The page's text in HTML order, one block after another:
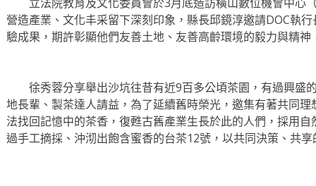
營造產業、文化丰采留下深刻印象，縣長邱鏡淳邀請DOC執
驗成果，期許彰顯他們友善土地、友善高齡環境的毅力與精
徐秀蓉分享舉出沙坑往昔有近9百多公頃茶園，有過興盛
地長輩、製茶達人請益，為了延續舊時榮光，邀集有著共同
法找回記憶中的茶香，復甦古舊產業生長於此的人們，採用
過手工摘採、沖沏出飽含蜜香的台茶12號，以共同決策、共